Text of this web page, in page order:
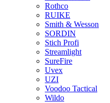
Rothco
RUIKE
Smith & Wesson
SORDIN
Stich Profi
Streamlight
SureFire
Uvex
UZI
Voodoo Tactical
Wildo